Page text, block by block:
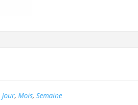
Jour, Mois, Semaine